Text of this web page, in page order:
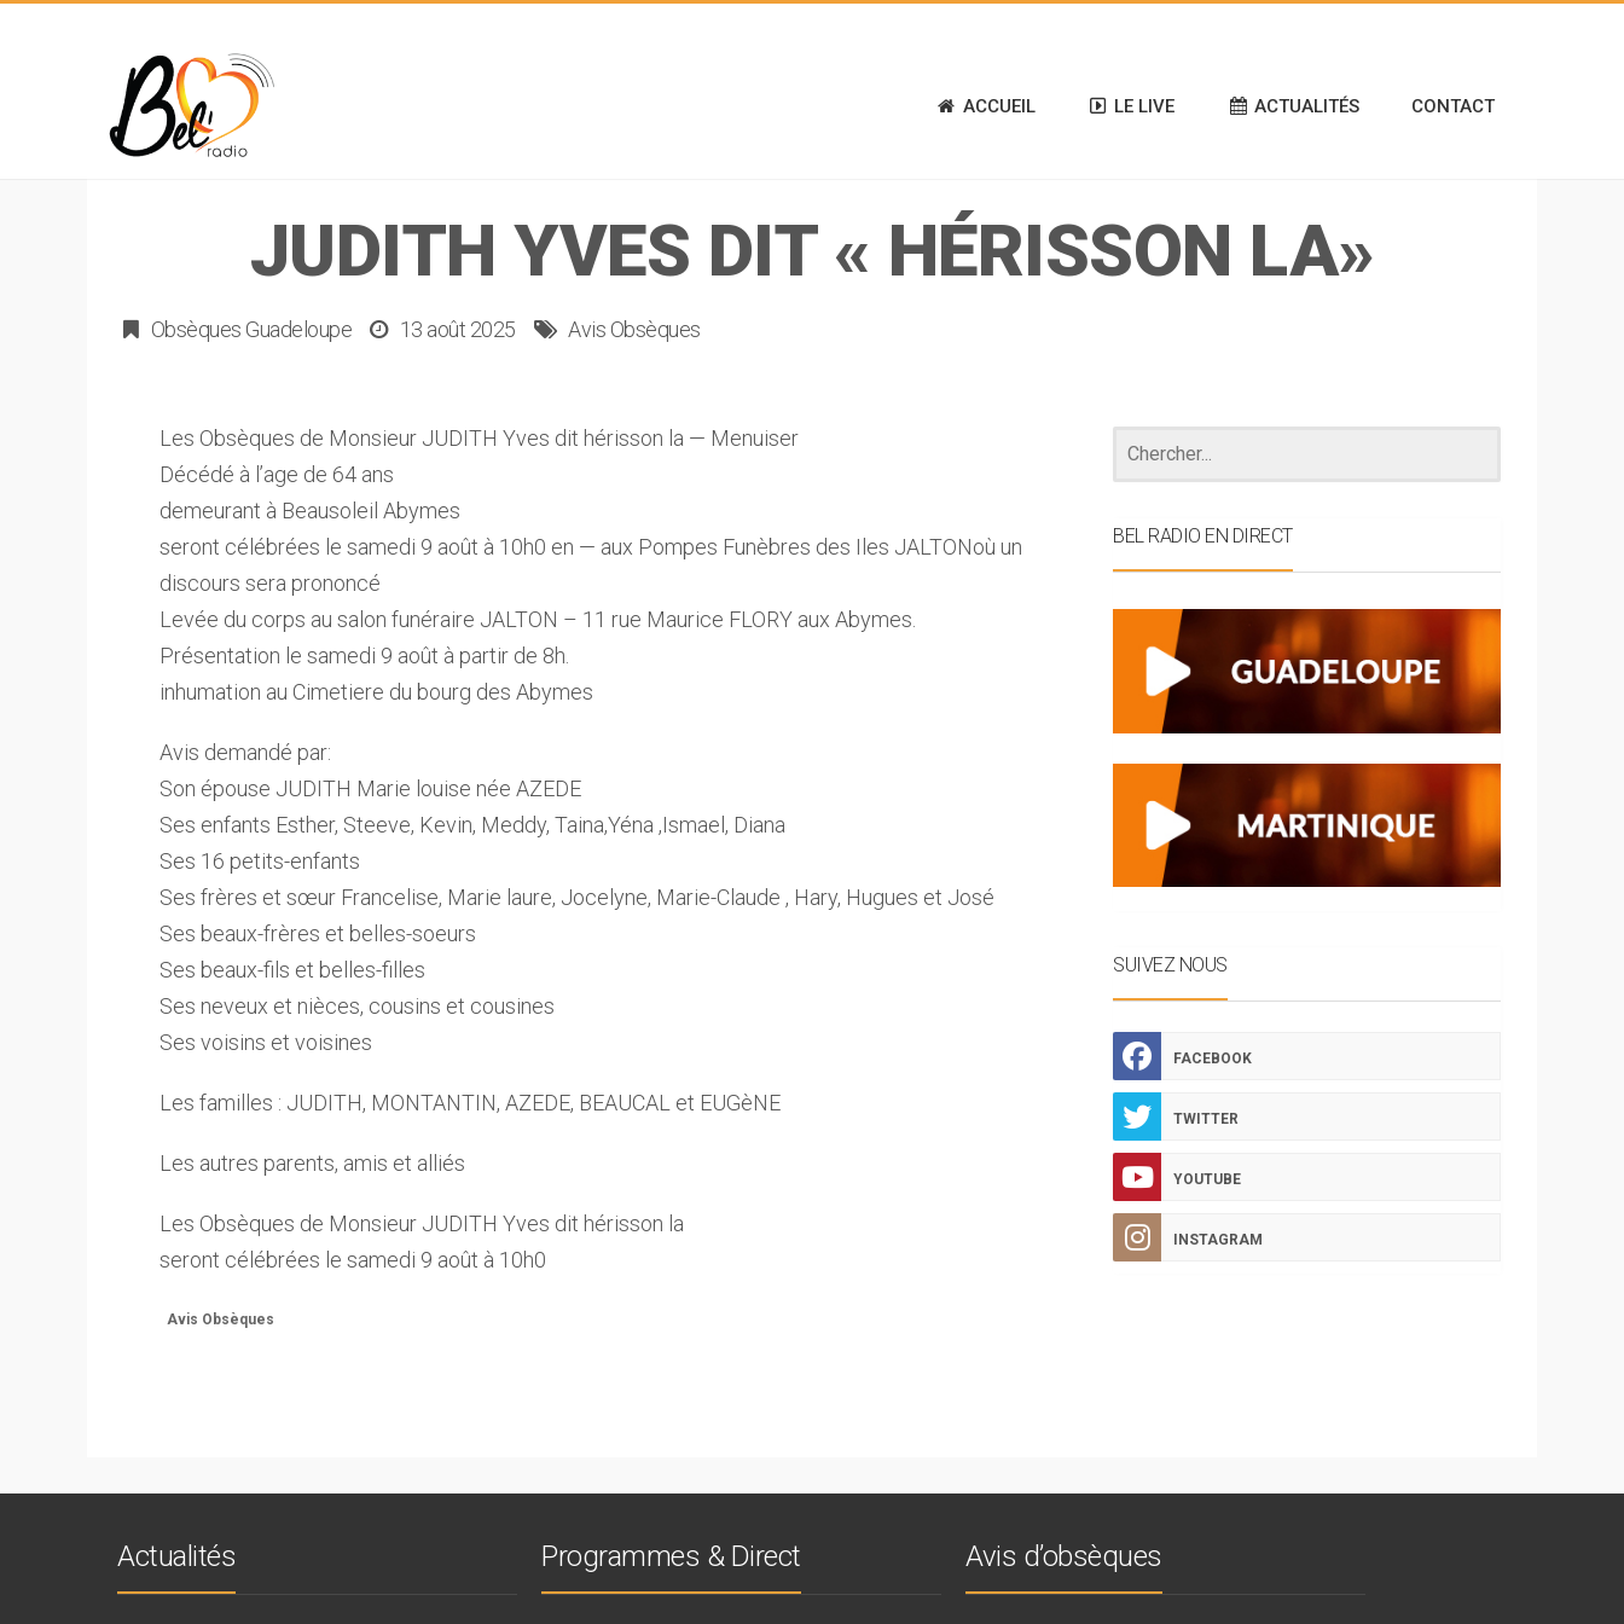
ACCUEIL LE LIVE ACTUALITÉS CONTACT
JUDITH YVES DIT « HÉRISSON LA»
Obsèques Guadeloupe 13 août 2025 Avis Obsèques
Les Obsèques de Monsieur JUDITH Yves dit hérisson la — Menuiser
Décédé à l’age de 64 ans
demeurant à Beausoleil Abymes
seront célébrées le samedi 9 août à 10h0 en — aux Pompes Funèbres des Iles JALTONoù un
discours sera prononcé
Levée du corps au salon funéraire JALTON – 11 rue Maurice FLORY aux Abymes.
Présentation le samedi 9 août à partir de 8h.
inhumation au Cimetiere du bourg des Abymes
Avis demandé par:
Son épouse JUDITH Marie louise née AZEDE
Ses enfants Esther, Steeve, Kevin, Meddy, Taina,Yéna ,Ismael, Diana
Ses 16 petits-enfants
Ses frères et sœur Francelise, Marie laure, Jocelyne, Marie-Claude , Hary, Hugues et José
Ses beaux-frères et belles-soeurs
Ses beaux-fils et belles-filles
Ses neveux et nièces, cousins et cousines
Ses voisins et voisines
Les familles : JUDITH, MONTANTIN, AZEDE, BEAUCAL et EUGèNE
Les autres parents, amis et alliés
Les Obsèques de Monsieur JUDITH Yves dit hérisson la
seront célébrées le samedi 9 août à 10h0
Avis Obsèques
BEL RADIO EN DIRECT
SUIVEZ NOUS
FACEBOOK
TWITTER
YOUTUBE
INSTAGRAM
Actualités Programmes & Direct Avis d’obsèques